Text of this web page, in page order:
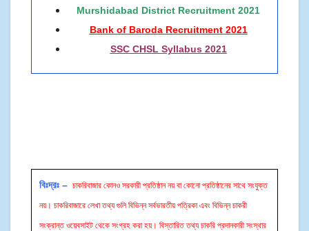
Murshidabad District Recruitment 2021
Bank of Baroda Recruitment 2021
SSC CHSL Syllabus 2021
বিঃদ্রঃ – চাকরিবাজার কোনও সরকারী প্রতিষ্ঠান নয় বা কোনো প্রতিষ্ঠানের সাথে সংযুক্ত
নয়। চাকরিবাজারে লেখা তথ্য গুলি বিভিন্ন সর্বভারতীয় পত্রিকা এবং বিভিন্ন চাকরী
সংক্রান্ত ওয়েবসাইট থেকে সংগ্রহ করা হয়। বিস্তারিত তথ্য চাকরি প্রদানকারী সংস্থার